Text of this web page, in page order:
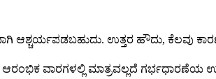
ಆಶ್ಚರ್ಯಪಡಬಹುದು. ಉತ್ತರ ಹೌದು, ಕೆಲವು
ವಾರಗಳಲ್ಲಿ ಮಾತ್ರವಲ್ಲದೆ ಗರ್ಭಧಾರಣೆಯ